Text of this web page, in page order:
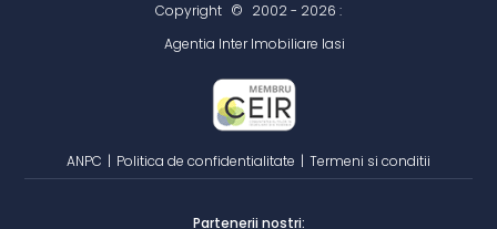
Copyright © 2002 - 2026 :
Agentia Inter Imobiliare Iasi
ANPC | Politica de confidentialitate | Termeni si conditii
Partenerii nostri: